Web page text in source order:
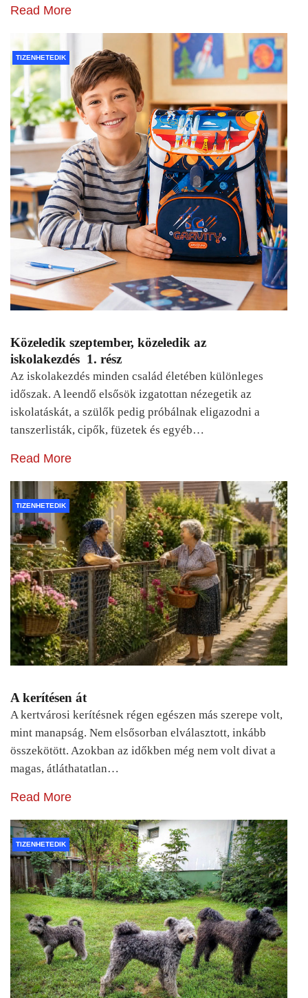
Read More
TIZENHETEDIK
Közeledik szeptember, közeledik az
iskolakezdés 1. rész
Az iskolakezdés minden család életében különleges
időszak. A leendő elsősök izgatottan nézegetik az
iskolatáskát, a szülők pedig próbálnak eligazodni a
tanszerlisták, cipők, füzetek és egyéb…
Read More
TIZENHETEDIK
A kerítésen át
A kertvárosi kerítésnek régen egészen más szerepe volt,
mint manapság. Nem elsősorban elválasztott, inkább
összekötött. Azokban az időkben még nem volt divat a
magas, átláthatatlan…
Read More
TIZENHETEDIK